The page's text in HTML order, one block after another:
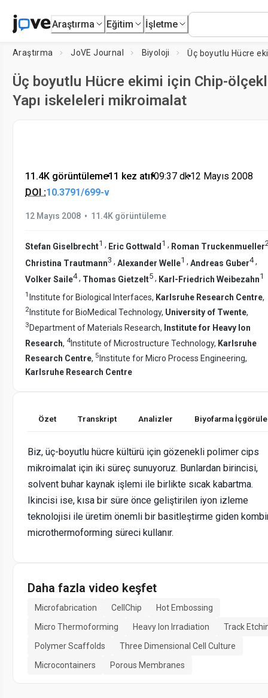
Araştırma Eğitim İşletme
Araştırma JoVE Journal Biyoloji
Üç boyutlu Hücre ekimi için Chip-
Yapı iskeleleri mikroimalat
11.4K görüntüleme•11 kez atıf•09:37 dk•12 Mayıs 2008
DOI :10.3791/699-v
12 Mayıs 2008 • 11.4K görüntüleme
Stefan Giselbrecht1 , Eric Gottwald 1 , Roman Truckenmueller
Christina Trautmann3 , Alexander Welle1 , Andreas Guber4,
Volker Saile4, Thomas Gietzelt5 , Karl-Friedrich Weibezahn1
1 Institute for Biological Interfaces, Karlsruhe Research Centre,
2 Institute for BioMedical Technology, University of Twente,
3 Department of Materials Research, Institute for Heavy Ion
Research, 4Institute of Microstructure Technology, Karlsruhe
Research Centre, 5 Institute for Micro Process Engineering,
Karlsruhe Research Centre
Özet Transkript Analizler Biyofarma
Biz, üç-boyutlu hücre kültürü için gözenekli polimer cips
mikroimalat için iki süreç sunuyoruz. Bunlardan birincisi,
solvent buhar kaynak işlemi ile birlikte sıcak kabartma.
Ikincisi ise, kısa bir süre önce geliştirilen iyon izleme
teknolojisi ile üretim önemli bir basitleştirme giden
microthermoforming süreci kullanır.
Daha fazla video keşfet
Microfabrication CellChip
Hot Embossing
Micro Thermoforming
Heavy Ion Irradiation
Track
Polymer Scaffolds
Three Dimensional Cell Culture
Microcontainers
Porous Membranes